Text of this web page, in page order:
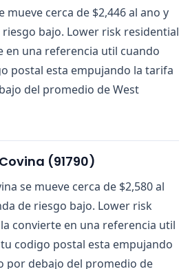
mueve cerca de $2,446 al ano y
bajo. Lower risk residential
en una referencia util cuando
postal esta empujando la tarifa
del promedio de West
(91790)
se mueve cerca de $2,580 al
de riesgo bajo. Lower risk
convierte en una referencia util
codigo postal esta empujando
por debajo del promedio de